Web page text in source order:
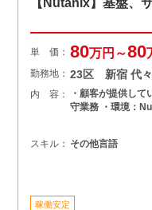
【Nutanix】基盤、
単 価： 80万円～80
勤務地： 23区 新宿 代
内 容：
・顧客が提供し
守業務 ・環境：
スキル： その他言語
稼働安定